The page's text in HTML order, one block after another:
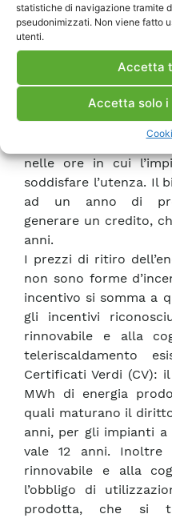
statistiche di navigazione tramite
pseudonimizzati. Non viene fatto
utenti.
Accetta
Accetta solo i
Nell’ambito delle
elettrica, esiste un
introdotto con
estende lo
rinnovabili minori
fotovoltaico):
eccesso da un
scambiata con
nelle ore in cui
soddisfare l’utenza. Il
ad un anno di
generare un credito,
anni.
I prezzi di ritiro
non sono forme
incentivo si somma a
gli incentivi
rinnovabile e alla
teleriscaldamento
Certificati Verdi (CV):
MWh di energia
quali maturano il
anni, per gli impianti
vale 12 anni. Inoltre
rinnovabile e alla
l’obbligo di
prodotta, che si